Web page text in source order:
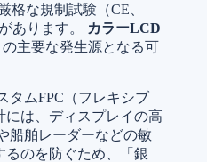
格な規制試験（CE、
あります。
カラーLCD
主要な発生源となる可
タムFPC（フレキシブ
には、ディスプレイの高
船舶レーダーなどの敏
るのを防ぐため、「銀